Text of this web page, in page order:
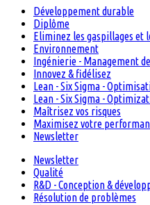
Développement durable
Diplôme
Eliminez les gaspillages et
Environnement
Ingénierie - Management
Innovez & fidélisez
Lean - Six Sigma -
Lean - Six Sigma -
Maîtrisez vos risques
Maximisez votre
Newsletter
Newsletter
Qualité
R&D - Conception &
Résolution de problèmes